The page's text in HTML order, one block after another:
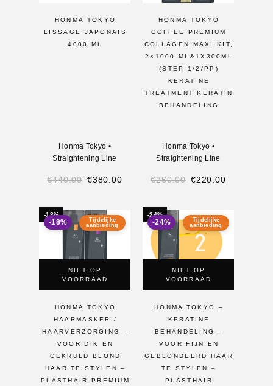
HONMA TOKYO
LISSAGE JAPONAIS
4000 ML
Honma Tokyo •
Straightening Line
€440.00 €380.00
HONMA TOKYO
COFFEE PREMIUM
COLLAGEN MAXI KIT,
2×1000 ML&1X300ML
(STEP 1/2/PP)
KERATINE
TREATMENT KERATIN
BEHANDELING
Honma Tokyo •
Straightening Line
€260.00 €220.00
-18%
Tijdelijke
aanbieding
-18%
NIET OP
VOORRAAD
HONMA TOKYO
HAARMASKER /
HAARVERZORGING –
VOOR DIK EN
GEKRULD BLOND
HAAR TE STYLEN –
PLASTHAIR PREMIUM
-24%
Tijdelijke
aanbieding
-24%
NIET OP
VOORRAAD
HONMA TOKYO –
KERATINE
BEHANDELING –
VOOR FIJN EN
GEBLONDEERD HAAR
TE STYLEN –
PLASTHAIR